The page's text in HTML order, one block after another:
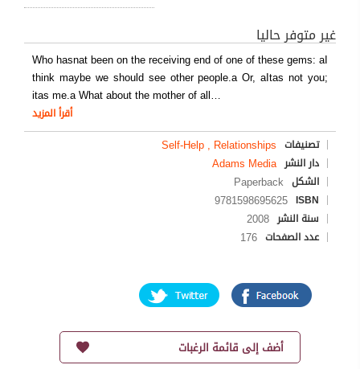
غير متوفر حاليا
Who hasnat been on the receiving end of one of these gems: aI
think maybe we should see other people.a Or, aItas not you;
itas me.a What about the mother of all…
أقرأ المزيد
تصنيفات Self-Help , Relationships
دار النشر Adams Media
الشكل Paperback
ISBN
9781598695625
سنة النشر 2008
عدد الصفحات 176
أضف إلى قائمة الرغبات